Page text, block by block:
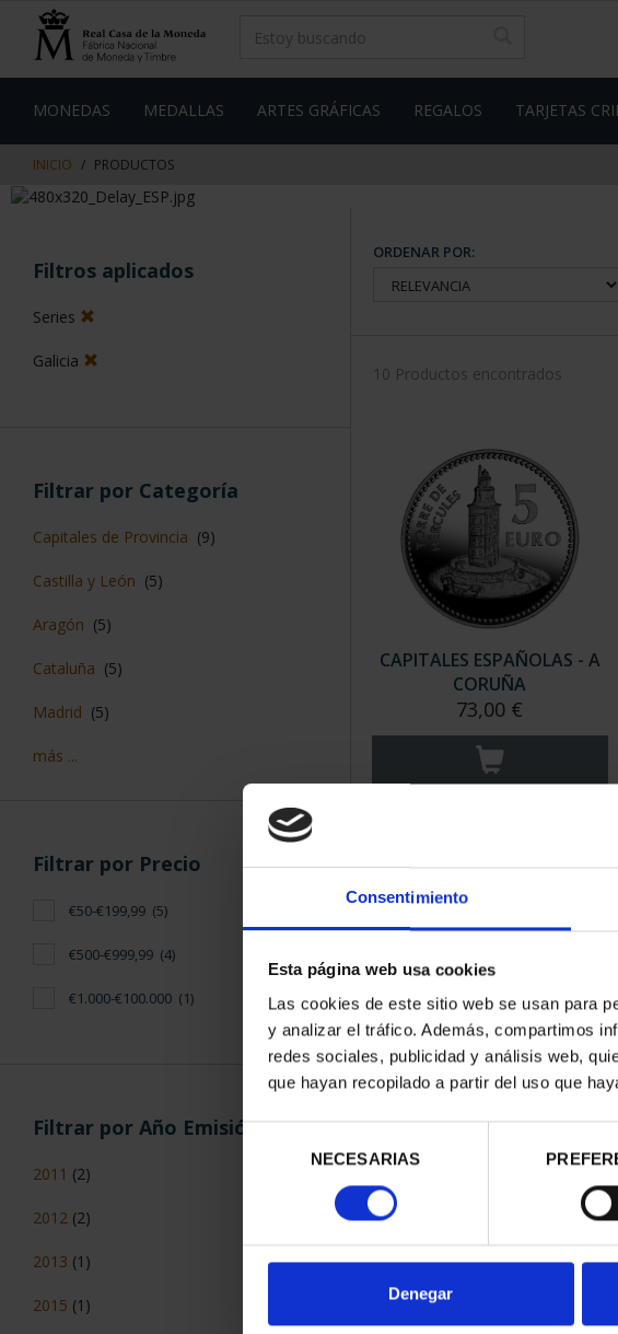
Consentimiento
Esta página web usa cookies
Las cookies de este sitio web se usan para
y analizar el tráfico. Además, compartimos
redes sociales, publicidad y análisis web,
que hayan recopilado a partir del uso que
Selección
consentimiento
NECESARIAS
Denegar
contenido
de
MONEDAS MEDALLAS ARTES GRÁFICAS REGALOS TARJETAS
INICIO PRODUCTOS
Filtros aplicados
Series
Galicia
Filtrar por Categoría
Capitales de Provincia (9)
Castilla y León (5)
Aragón (5)
Cataluña (5)
Madrid (5)
más ...
Filtrar por Precio
€50-€199,99 (5)
€500-€999,99 (4)
€1.000-€100.000 (1)
Filtrar por Año Emisión
2011 (2)
2012 (2)
2013 (1)
2015 (1)
ORDENAR POR:
10 Productos encontrados
CAPITALES ESPAÑOLAS - A
CORUÑA
73,00 €
CIUDADES PATRIMONIO III -
SANTIAGO DE CO...